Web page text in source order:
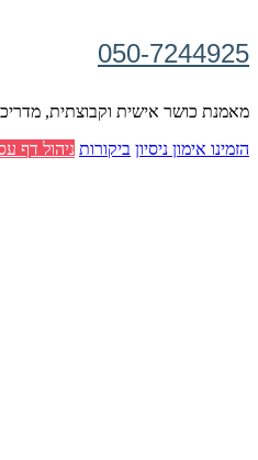
050-7244925
מאמנת כושר אישית וקבוצתית,
הזמינו אימון ניסיון ביקורות ניהול דף